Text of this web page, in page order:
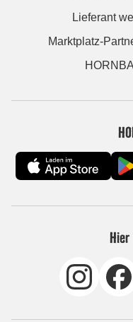
Lieferant
Marktplatz-